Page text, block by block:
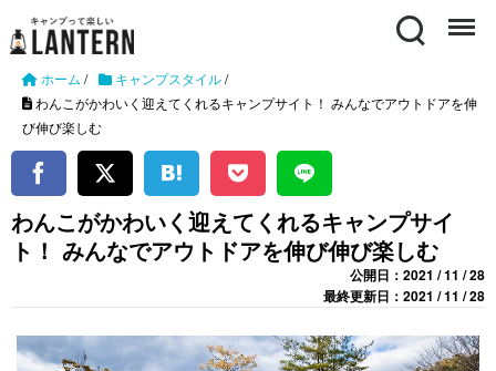
Search Menu
ホーム / キャンプスタイル/
わんこがかわいく迎えてくれるキャンプサイト！ みんなでアウトドアを伸
び伸び楽しむ
わんこがかわいく迎えてくれるキャンプサイ
ト！ みんなでアウトドアを伸び伸び楽しむ
公開日：2021 / 11 / 28
最終更新日：2021 / 11 / 28